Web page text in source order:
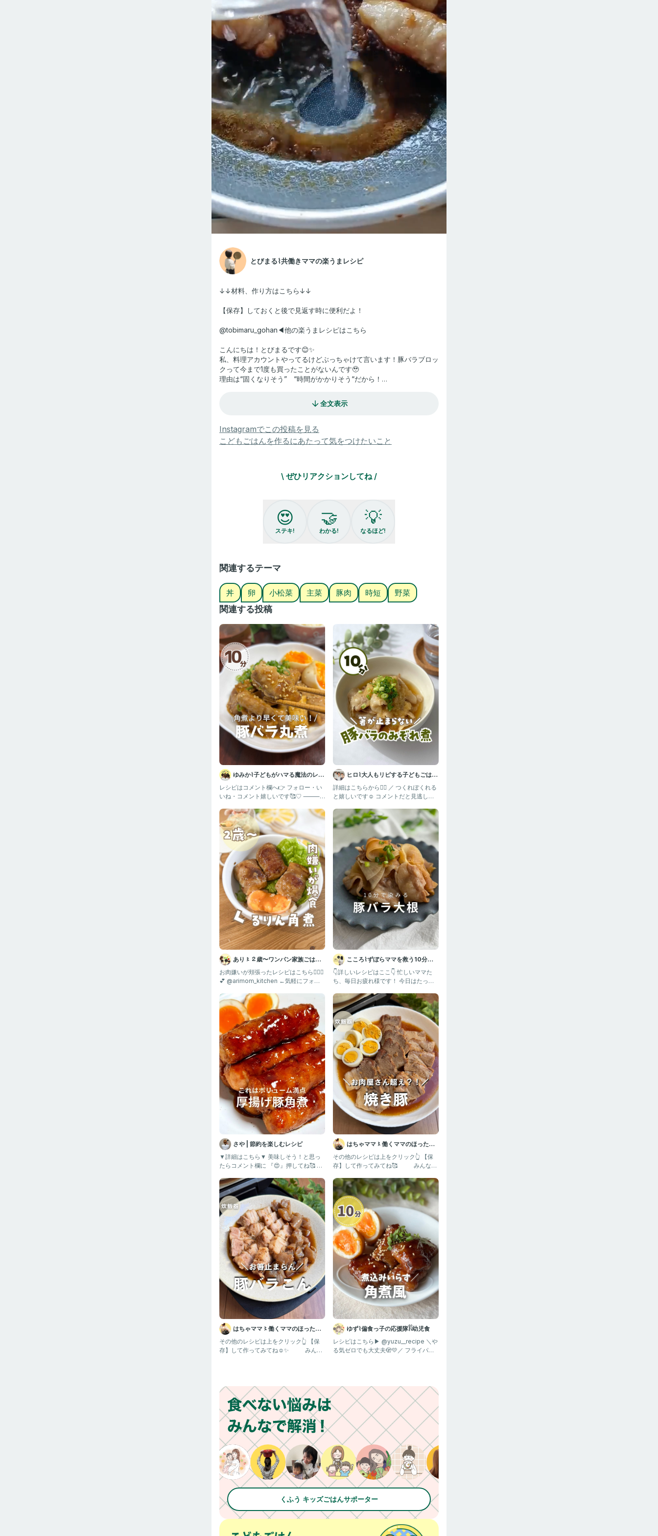
とびまる⌇共働きママの楽うまレシピ
↓↓材料、作り方はこちら↓↓
【保存】しておくと後で見返す時に便利だよ！
@tobimaru_gohan◀他の楽うまレシピはこちら
こんにちは！とびまるです😊✨
私、料理アカウントやってるけどぶっちゃけて言います！豚バラブロッ
クって今まで1度も買ったことがないんです🥹
理由は“固くなりそう” “時間がかかりそう“だから！
でも豚バラスライスでだったら短時間で柔らかくできちゃうんです😍✨
ご飯に載せればお子もパクパク食べた👍是非試してみてね〜！
【材料】
·豚バラスライス 400g
·ゆで卵 4個
·小ねぎ 適量
·酒 大さじ3
·みりん 大さじ3
·しょう油 大さじ3
·水 大さじ3
【作り方】
①豚バラを2枚重ねて端からくるくる巻き、片栗粉をまぶす
②フライパンに油を少量入れ①の巻き終わりを下にして表面に焼き色を
つけ回しながら全面焼く。（中まで火が通らなくてOK）
③余分な油をキッチンペーパーで取り、❲A❳を入れ混ぜたら②に絡め
ていく
④ゆで卵を入れ更に煮絡めたら、ご飯の上に豚バラ、卵、レンチンした
小松菜を載せたら完成！
【ポイント】
·①の工程を豚バラ肉が入ってるトレーの上でやっちゃえば洗いものが
減ってめちゃラクだよ！
·······························································
ご覧いただきありがとうございます❀
いいね、フォロー、コメントいただけると嬉しいです｡⁠◕⁠‿⁠◕⁠｡
ズボラな3児ママが、サクッとできる楽うまレシピを発信しています𓎩
時短でできる！身近な材料でママも楽ちん、子どもも大人も満足なごは
ん、いかがですか？
#ワンパンレシピ #簡単レシピ #ガッツリ飯
#時短レシピ #おかわりが止まらない
#豚バラ #豚の角煮#豚の角煮丼 #豚バラスライスの角煮風
全文表示
Instagramでこの投稿を見る
こどもごはんを作るにあたって気をつけたいこと
\ ぜひリアクションしてね /
😍
ステキ!
🤝
わかる!
💡
なるほど!
関連するテーマ
丼 卵 小松菜 主菜 豚肉 時短 野菜
関連する投稿
ゆみか⌇子どもがハマる魔法のレシ
ピ｜幼児食
レシピはコメント欄へ👉 フォロー・い
いね・コメント嬉しいです🥰♡ ⸻
あり〻２歳〜ワンパン家族ごはん
🍳台所育児
お肉嫌いが頬張ったレシピはこちら💁🏻‍♀️
💕 @arimom_kitchen ←気軽にフォロ
さや | 節約を楽しむレシピ
▼詳細はこちら▼ 美味しそう！と思っ
たらコメント欄に 『😍』押してね🥰 作
はちゃママ〻働くママのほったら
かしレシピ🌾
その他のレシピは上をクリック👆 【保
存】して作ってみてね☺️✨ みんな
ヒロ⌇大人もリピする子どもごはん
🍳
詳細はこちらから👇🏻 ／ つくれぽくれる
と嬉しいです☺️ コメントだと見逃して
こころ⌇ずぼらママを救う10分レ
シピ😋
👇詳しいレシピはここ👇 忙しいママた
ち、毎日お疲れ様です！ 今日はたった
はちゃママ〻働くママのほったら
かしレシピ🌾
その他のレシピは上をクリック👆 【保
存】して作ってみてね🥰 みんなお
ゆず⌇偏食っ子の応援隊𓌉𓇋幼児食
レシピはこちら▶︎ @yuzu__recipe ＼や
る気ゼロでも大丈夫🫣💛／ フライパン1
くふう キッズごはんサポーター